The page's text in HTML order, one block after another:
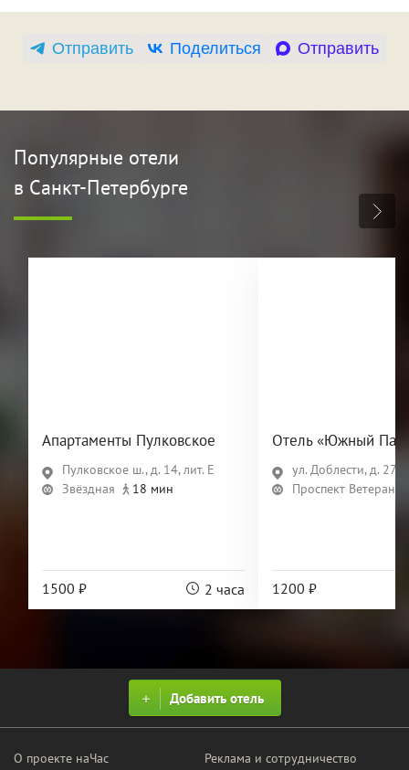
Отправить Поделиться Отправить
Популярные отели
в Санкт-Петербурге
Апартаменты Пулковское
Пулковское ш., д. 14, лит. Е
Звёздная
18 мин
1500 ₽ 2 часа
Отель «Южный
ул. Доблести, д. 27,
Проспект Ветеранов
1200 ₽
Добавить отель
О проекте наЧас Реклама и сотрудничество